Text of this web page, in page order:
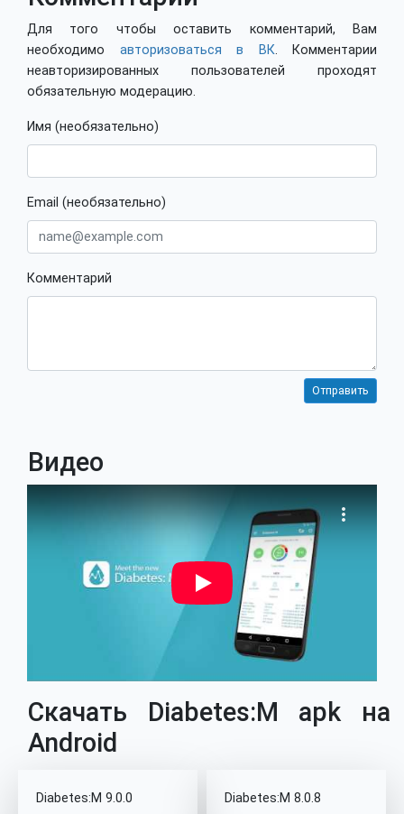
Для того чтобы оставить комментарий, Вам
необходимо авторизоваться в ВК. Комментарии
неавторизированных пользователей проходят
обязательную модерацию.
Имя (необязательно)
Email (необязательно)
Комментарий
Видео
Скачать Diabetes:M apk на
Android
Diabetes:M 9.0.0 Diabetes:M 8.0.8